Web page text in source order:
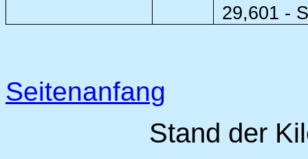
29,601 -
Seitenanfang
Stand der